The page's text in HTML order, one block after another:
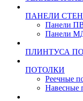
ПАНЕЛИ
Панели
Панели
ПЛИНТУСА
ПОТОЛКИ
Реечные
Навесные